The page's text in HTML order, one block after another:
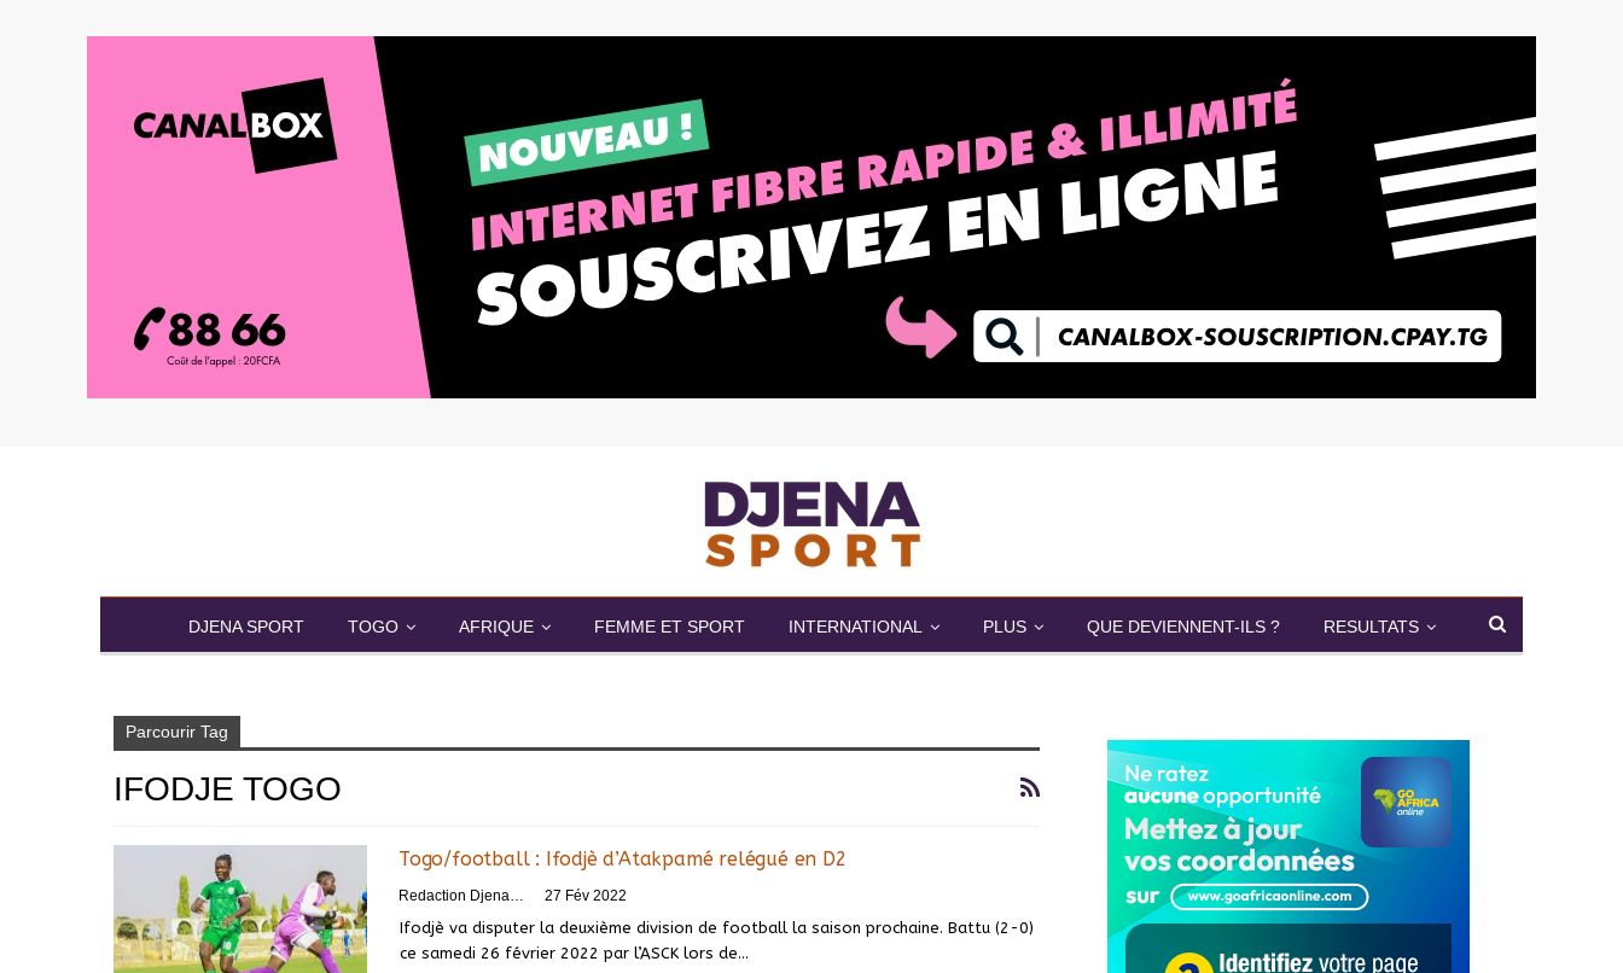
DJENA SPORT TOGO AFRIQUE FEMME ET SPORT INTERNATIONAL PLUS QUE DEVIENNENT-ILS ? RESULTATS
Parcourir Tag
IFODJE TOGO
Togo/football : Ifodjè d’Atakpamé relégué en D2
27 Fév 2022
Ifodjè va disputer la deuxième division de football la saison prochaine. Battu (2-0)
ce samedi 26 février 2022 par l’ASCK lors de…